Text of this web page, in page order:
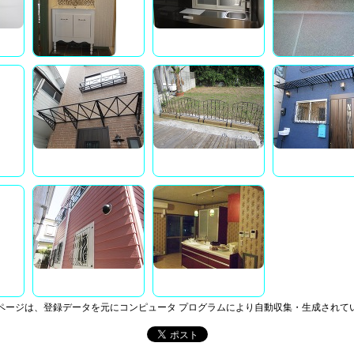
ジは、登録データを元にコンピュータ プログラムにより自動収集・生成されて